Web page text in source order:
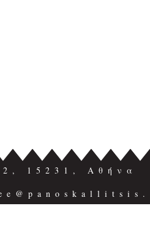
15231, Αθήνα